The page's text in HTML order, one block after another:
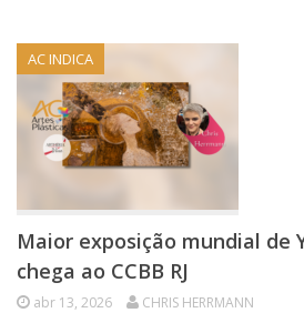
AC INDICA
Maior exposição mundial de
chega ao CCBB RJ
abr 13, 2026 CHRIS HERRMANN